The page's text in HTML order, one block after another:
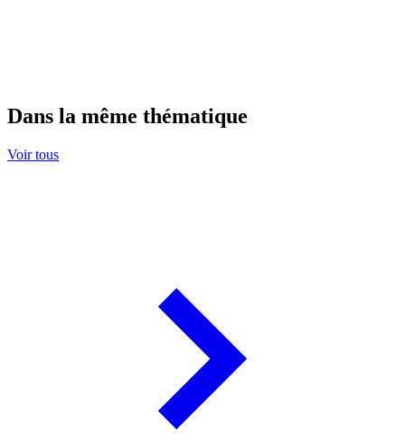
Dans la même thématique
Voir tous